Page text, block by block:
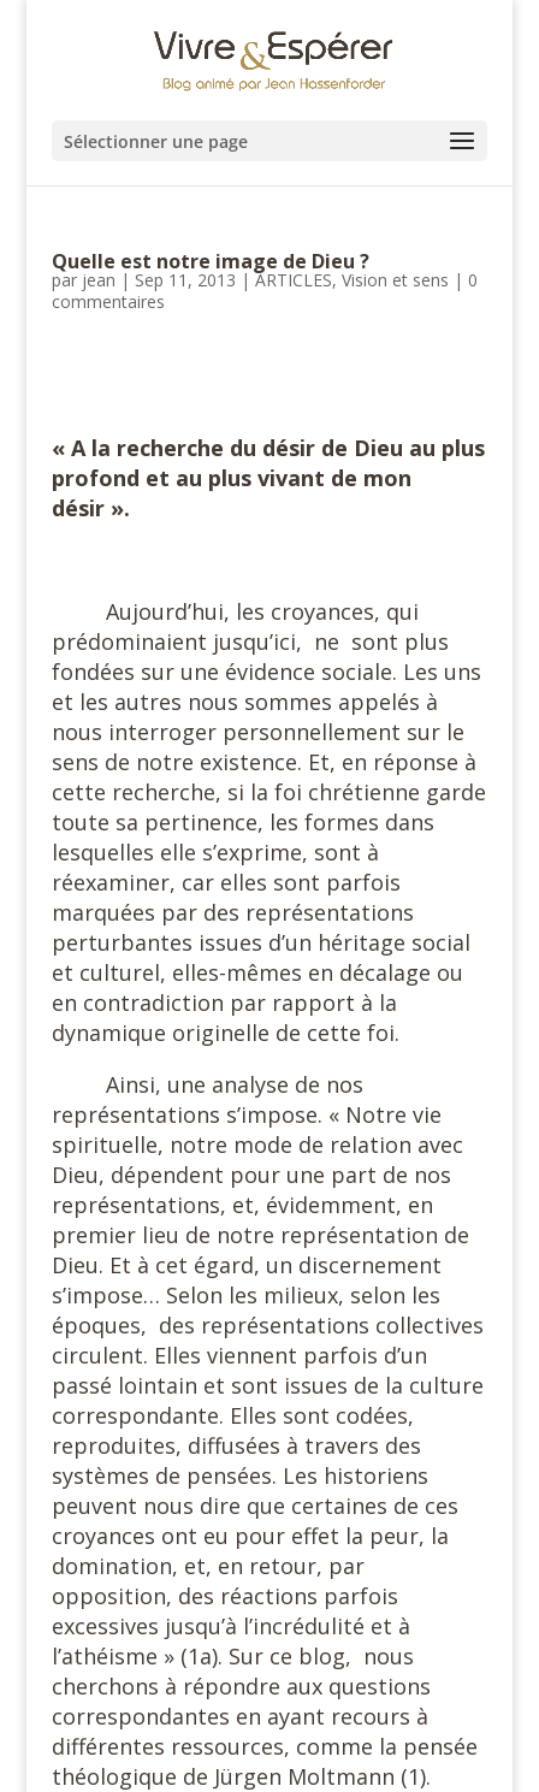
Sélectionner une page
Quelle est notre image de Dieu ?
par jean | Sep 11, 2013 |ARTICLES, Vision et sens | 0
commentaires
« A la recherche du désir de Dieu au plus
profond et au plus vivant de mon
désir ».
Aujourd’hui, les croyances, qui
prédominaient jusqu’ici, ne sont plus
fondées sur une évidence sociale. Les uns
et les autres nous sommes appelés à
nous interroger personnellement sur le
sens de notre existence. Et, en réponse à
cette recherche, si la foi chrétienne garde
toute sa pertinence, les formes dans
lesquelles elle s’exprime, sont à
réexaminer, car elles sont parfois
marquées par des représentations
perturbantes issues d’un héritage social
et culturel, elles-mêmes en décalage ou
en contradiction par rapport à la
dynamique originelle de cette foi.
Ainsi, une analyse de nos
représentations s’impose. « Notre vie
spirituelle, notre mode de relation avec
Dieu, dépendent pour une part de nos
représentations, et, évidemment, en
premier lieu de notre représentation de
Dieu. Et à cet égard, un discernement
s’impose… Selon les milieux, selon les
époques, des représentations collectives
circulent. Elles viennent parfois d’un
passé lointain et sont issues de la culture
correspondante. Elles sont codées,
reproduites, diffusées à travers des
systèmes de pensées. Les historiens
peuvent nous dire que certaines de ces
croyances ont eu pour effet la peur, la
domination, et, en retour, par
opposition, des réactions parfois
excessives jusqu’à l’incrédulité et à
l’athéisme » (1a). Sur ce blog, nous
cherchons à répondre aux questions
correspondantes en ayant recours à
différentes ressources, comme la pensée
théologique de Jürgen Moltmann (1).